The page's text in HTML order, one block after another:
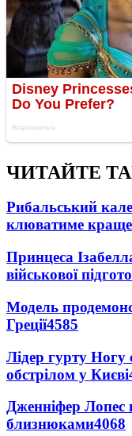
ЧИТАЙТЕ
Рибальський
клюватиме краще
Принцеса
військової
Модель
Греції4585
Лідер гурту Ногу
обстрілом у Києві
Дженніфер Лопес
близнюками4068